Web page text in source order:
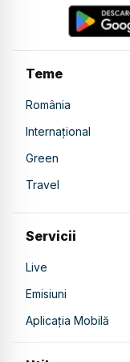
Teme
România
Internațional
Green
Travel
Servicii
Live
Emisiuni
Aplicația Mobilă